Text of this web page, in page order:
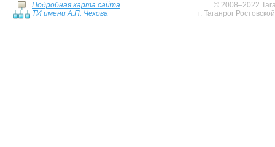
Подробная карта сайта
ТИ имени А.П. Чехова
© 2008–2022
г. Таганрог